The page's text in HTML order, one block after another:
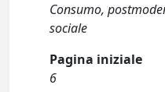
Consumo,
sociale
Pagina iniziale
6